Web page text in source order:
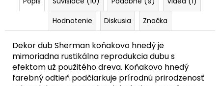
Hodnotenie
Diskusia Značka
Dekor dub Sherman koňakovo hnedý je
mimoriadna rustikálna reprodukcia dubu s
efektom už použitého dreva. Koňakovo hnedý
farebný odtieň podčiarkuje prírodnú prirodzenosť